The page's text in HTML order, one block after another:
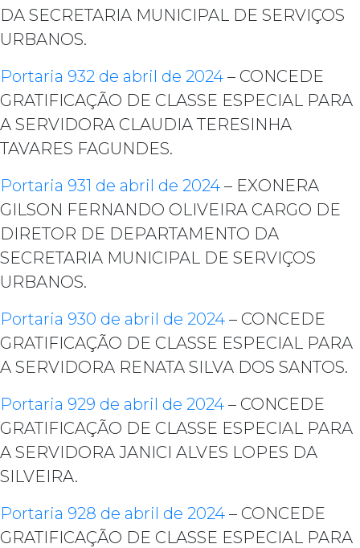
DA SECRETARIA MUNICIPAL DE SERVIÇOS
URBANOS.
Portaria 932 de abril de 2024 – CONCEDE
GRATIFICAÇÃO DE CLASSE ESPECIAL PARA
A SERVIDORA CLAUDIA TERESINHA
TAVARES FAGUNDES.
Portaria 931 de abril de 2024 – EXONERA
GILSON FERNANDO OLIVEIRA CARGO DE
DIRETOR DE DEPARTAMENTO DA
SECRETARIA MUNICIPAL DE SERVIÇOS
URBANOS.
Portaria 930 de abril de 2024 – CONCEDE
GRATIFICAÇÃO DE CLASSE ESPECIAL PARA
A SERVIDORA RENATA SILVA DOS SANTOS.
Portaria 929 de abril de 2024 – CONCEDE
GRATIFICAÇÃO DE CLASSE ESPECIAL PARA
A SERVIDORA JANICI ALVES LOPES DA
SILVEIRA.
Portaria 928 de abril de 2024 – CONCEDE
GRATIFICAÇÃO DE CLASSE ESPECIAL PARA